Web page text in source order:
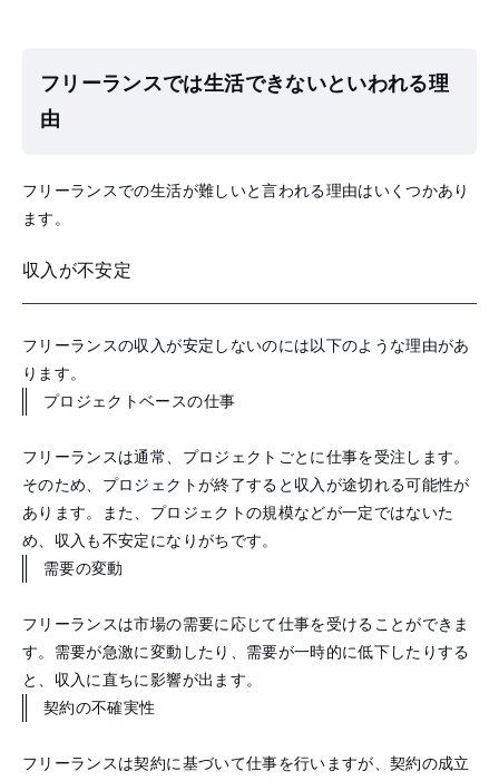
フリーランスでは生活できないといわれる理
由
フリーランスでの生活が難しいと言われる理由はいくつかあり
ます。
収入が不安定
フリーランスの収入が安定しないのには以下のような理由があ
ります。
プロジェクトベースの仕事
フリーランスは通常、プロジェクトごとに仕事を受注します。
そのため、プロジェクトが終了すると収入が途切れる可能性が
あります。また、プロジェクトの規模などが一定ではないた
め、収入も不安定になりがちです。
需要の変動
フリーランスは市場の需要に応じて仕事を受けることができま
す。需要が急激に変動したり、需要が一時的に低下したりする
と、収入に直ちに影響が出ます。
契約の不確実性
フリーランスは契約に基づいて仕事を行いますが、契約の成立